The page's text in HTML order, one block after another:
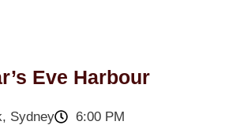
Eve Harbour
Sydney 6:00 PM